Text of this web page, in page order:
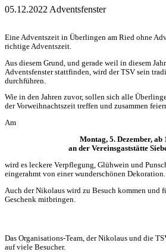
05.12.2022 Adventsfenster
Eine Adventszeit in Überlingen am Ried ohne
richtige Adventszeit.
Aus diesem Grund, und gerade weil in diesem
Adventsfenster stattfinden, wird der TSV sein
durchführen.
Wie in den Jahren zuvor, sollen sich alle
der Vorweihnachtszeit treffen und zusammen
Am
Montag, 5. Dezember, ab
an der Vereinsgaststätte
wird es leckere Verpflegung, Glühwein und
eingerahmt von einer wunderschönen Dekoration.
Auch der Nikolaus wird zu Besuch kommen und
Geschenk mitbringen.
Das Organisations-Team, der Nikolaus und die
auf viele Besucher.